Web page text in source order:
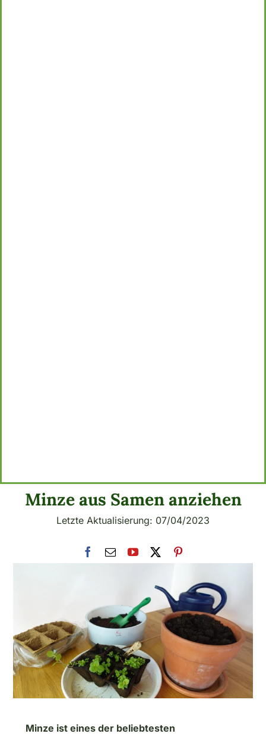
Minze aus Samen anziehen
Letzte Aktualisierung: 07/04/2023
Minze ist eines der beliebtesten